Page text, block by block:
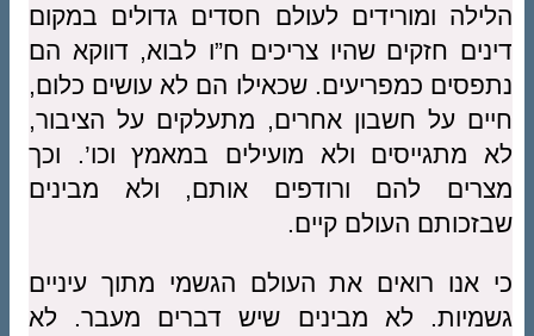
הלילה ומורידים לעולם חסדים גדולים במקום
דינים חזקים שהיו צריכים ח”ו לבוא, דווקא הם
נתפסים כמפריעים. שכאילו הם לא עושים כלום,
חיים על חשבון אחרים, מתעלקים על הציבור,
לא מתגייסים ולא מועילים במאמץ וכו’. וכך
מצרים להם ורודפים אותם, ולא מבינים
שבזכותם העולם קיים.
כי אנו רואים את העולם הגשמי מתוך עיניים
גשמיות. לא מבינים שיש דברים מעבר. לא